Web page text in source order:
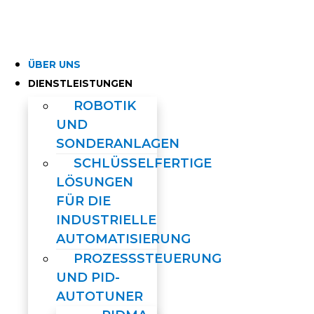
ÜBER UNS
DIENSTLEISTUNGEN
ROBOTIK
UND
SONDERANLAGEN
SCHLÜSSELFERTIGE
LÖSUNGEN
FÜR DIE
INDUSTRIELLE
AUTOMATISIERUNG
PROZESSSTEUERUNG
UND PID-
AUTOTUNER